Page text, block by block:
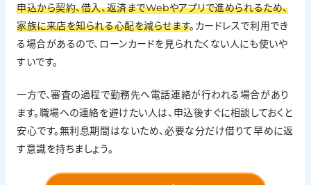
審査の過程で勤務先へ電話連絡が行われる場合あり。電話確
認が難しい場合は、申込後に相談可能
無利息期間
なし
申込から契約、借入、返済までWebやアプリで進められるため、
家族に来店を知られる心配を減らせます。カードレスで利用でき
る場合があるので、ローンカードを見られたくない人にも使いや
すいです。
一方で、審査の過程で勤務先へ電話連絡が行われる場合があり
ます。職場への連絡を避けたい人は、申込後すぐに相談しておくと
安心です。無利息期間はないため、必要な分だけ借りて早めに返
す意識を持ちましょう。